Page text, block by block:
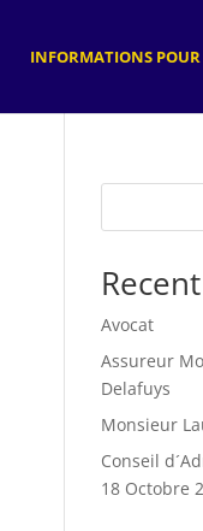
INFORMATIONS POUR
Avocat
Assureur
Delafuys
Monsieur
Conseil
18 Octobre